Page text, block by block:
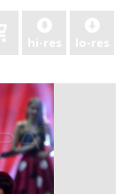
hi-res lo-res